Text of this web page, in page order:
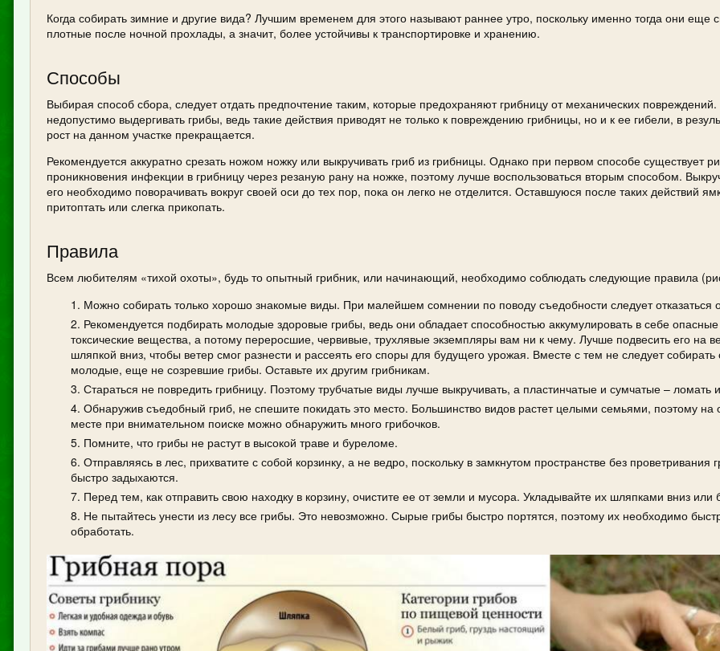
Когда собирать зимние и другие вида? Лучшим временем для этого называют раннее утро, поскольку именно тогда они еще
плотные после ночной прохлады, а значит, более устойчивы к транспортировке и хранению.
Способы
Выбирая способ сбора, следует отдать предпочтение таким, которые предохраняют грибницу от механических
недопустимо выдергивать грибы, ведь такие действия приводят не только к повреждению грибницы, но и к ее гибели, в
рост на данном участке прекращается.
Рекомендуется аккуратно срезать ножом ножку или выкручивать гриб из грибницы. Однако при первом способе существует
проникновения инфекции в грибницу через резаную рану на ножке, поэтому лучше воспользоваться вторым способом.
его необходимо поворачивать вокруг своей оси до тех пор, пока он легко не отделится. Оставшуюся после таких действий
притоптать или слегка прикопать.
Правила
Всем любителям «тихой охоты», будь то опытный грибник, или начинающий, необходимо соблюдать следующие правила
Можно собирать только хорошо знакомые виды. При малейшем сомнении по поводу съедобности следует отказаться
Рекомендуется подбирать молодые здоровые грибы, ведь они обладает способностью аккумулировать в себе опасные
токсические вещества, а потому переросшие, червивые, трухлявые экземпляры вам ни к чему. Лучше подвесить его на
шляпкой вниз, чтобы ветер смог разнести и рассеять его споры для будущего урожая. Вместе с тем не следует
молодые, еще не созревшие грибы. Оставьте их другим грибникам.
Стараться не повредить грибницу. Поэтому трубчатые виды лучше выкручивать, а пластинчатые и сумчатые – ломать
Обнаружив съедобный гриб, не спешите покидать это место. Большинство видов растет целыми семьями, поэтому на
месте при внимательном поиске можно обнаружить много грибочков.
Помните, что грибы не растут в высокой траве и буреломе.
Отправляясь в лес, прихватите с собой корзинку, а не ведро, поскольку в замкнутом пространстве без проветривания
быстро задыхаются.
Перед тем, как отправить свою находку в корзину, очистите ее от земли и мусора. Укладывайте их шляпками вниз или
Не пытайтесь унести из лесу все грибы. Это невозможно. Сырые грибы быстро портятся, поэтому их необходимо
обработать.